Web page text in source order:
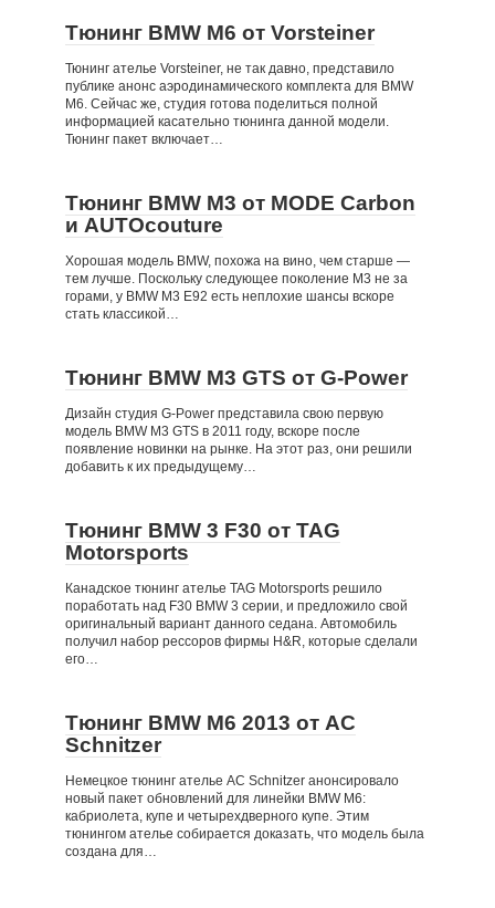
Тюнинг BMW M6 от Vorsteiner
Тюнинг ателье Vorsteiner, не так давно, представило
публике анонс аэродинамического комплекта для BMW
M6. Сейчас же, студия готова поделиться полной
информацией касательно тюнинга данной модели.
Тюнинг пакет включает…
Тюнинг BMW M3 от MODE Carbon
и AUTOcouture
Хорошая модель BMW, похожа на вино, чем старше —
тем лучше. Поскольку следующее поколение M3 не за
горами, у BMW M3 E92 есть неплохие шансы вскоре
стать классикой…
Тюнинг BMW M3 GTS от G-Power
Дизайн студия G-Power представила свою первую
модель BMW M3 GTS в 2011 году, вскоре после
появление новинки на рынке. На этот раз, они решили
добавить к их предыдущему…
Тюнинг BMW 3 F30 от TAG
Motorsports
Канадское тюнинг ателье TAG Motorsports решило
поработать над F30 BMW 3 серии, и предложило свой
оригинальный вариант данного седана. Автомобиль
получил набор рессоров фирмы H&R, которые сделали
его…
Тюнинг BMW M6 2013 от AC
Schnitzer
Немецкое тюнинг ателье AC Schnitzer анонсировало
новый пакет обновлений для линейки BMW M6:
кабриолета, купе и четырехдверного купе. Этим
тюнингом ателье собирается доказать, что модель была
создана для…